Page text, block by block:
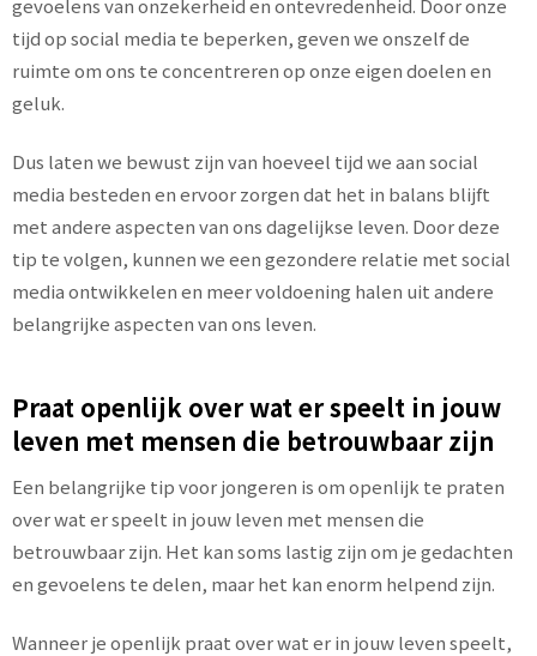
tijd op social media te beperken, geven we onszelf de
ruimte om ons te concentreren op onze eigen doelen en
geluk.
Dus laten we bewust zijn van hoeveel tijd we aan social
media besteden en ervoor zorgen dat het in balans blijft
met andere aspecten van ons dagelijkse leven. Door deze
tip te volgen, kunnen we een gezondere relatie met social
media ontwikkelen en meer voldoening halen uit andere
belangrijke aspecten van ons leven.
Praat openlijk over wat er speelt in jouw
leven met mensen die betrouwbaar zijn
Een belangrijke tip voor jongeren is om openlijk te praten
over wat er speelt in jouw leven met mensen die
betrouwbaar zijn. Het kan soms lastig zijn om je gedachten
en gevoelens te delen, maar het kan enorm helpend zijn.
Wanneer je openlijk praat over wat er in jouw leven speelt,